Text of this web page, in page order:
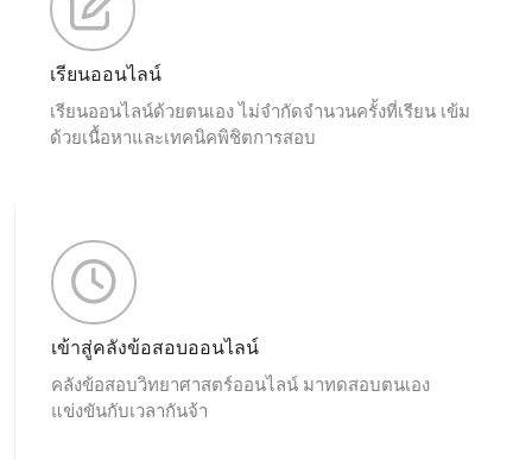
เรียนออนไลน์
เรียนออนไลน์ด้วยตนเอง ไม่จำกัดจำนวนครั้งที่เรียน เข้ม
ด้วยเนื้อหาและเทคนิคพิชิตการสอบ
เข้าสู่คลังข้อสอบออนไลน์
คลังข้อสอบวิทยาศาสตร์ออนไลน์ มาทดสอบตนเอง
แข่งขันกับเวลากันจ้า